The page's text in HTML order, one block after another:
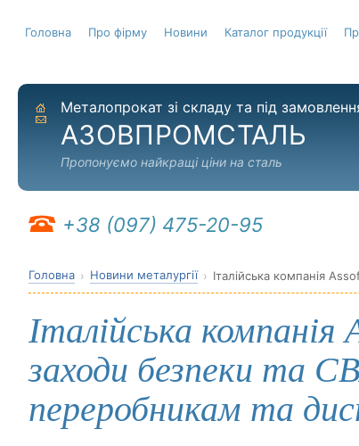
Головна Про фірму Новини Каталог продукції
На головну
Надіслати листа
Металопрокат зі складу та під
АЗОВПРОМСТАЛЬ
Пропонуємо найкращі ціни на сталь
+38 (097) 475-20-95
Головна Новини металургії
Італійська
заходи безпеки та
переробникам та